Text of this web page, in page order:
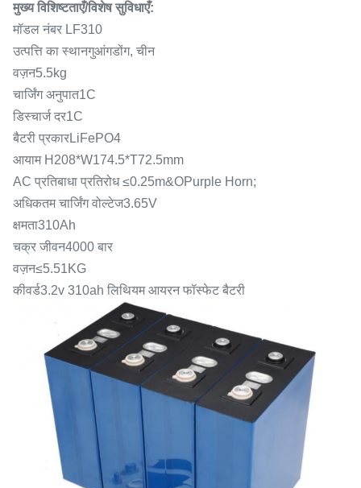
मुख्य विशिष्टताएँ/विशेष सुविधाएँ:
मॉडल नंबर LF310
उत्पत्ति का स्थानगुआंगडोंग, चीन
वज़न5.5kg
चार्जिंग अनुपात1C
डिस्चार्ज दर1C
बैटरी प्रकारLiFePO4
आयाम H208*W174.5*T72.5mm
AC प्रतिबाधा प्रतिरोध ≤0.25m&OPurple Horn;
अधिकतम चार्जिंग वोल्टेज3.65V
क्षमता310Ah
चक्र जीवन4000 बार
वज़न≤5.51KG
कीवर्ड3.2v 310ah लिथियम आयरन फॉस्फेट बैटरी